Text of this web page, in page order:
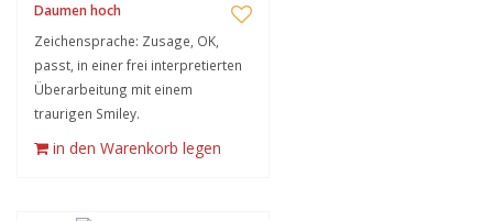
Daumen hoch
Zeichensprache: Zusage, OK,
passt, in einer frei interpretierten
Überarbeitung mit einem
traurigen Smiley.
in den Warenkorb legen